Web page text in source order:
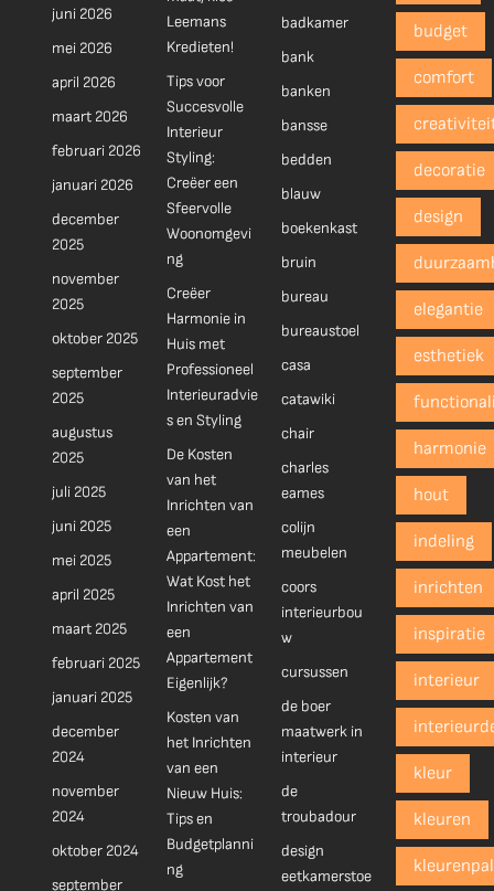
juni 2026
mei 2026
april 2026
maart 2026
februari 2026
januari 2026
december
2025
november
2025
oktober 2025
september
2025
augustus
2025
juli 2025
juni 2025
mei 2025
april 2025
maart 2025
februari 2025
januari 2025
december
2024
november
2024
oktober 2024
september
Leemans
Kredieten!
Tips voor
Succesvolle
Interieur
Styling:
Creëer een
Sfeervolle
Woonomgevi
ng
Creëer
Harmonie in
Huis met
Professioneel
Interieuradvie
s en Styling
De Kosten
van het
Inrichten van
een
Appartement:
Wat Kost het
Inrichten van
een
Appartement
Eigenlijk?
Kosten van
het Inrichten
van een
Nieuw Huis:
Tips en
Budgetplanni
ng
badkamer
bank
banken
bansse
bedden
blauw
boekenkast
bruin
bureau
bureaustoel
casa
catawiki
chair
charles
eames
colijn
meubelen
coors
interieurbou
w
cursussen
de boer
maatwerk in
interieur
de
troubadour
design
eetkamerstoe
budget
comfort
decoratie
design
elegantie
esthetiek
harmonie
hout
indeling
inrichten
inspiratie
interieur
kleur
kleuren